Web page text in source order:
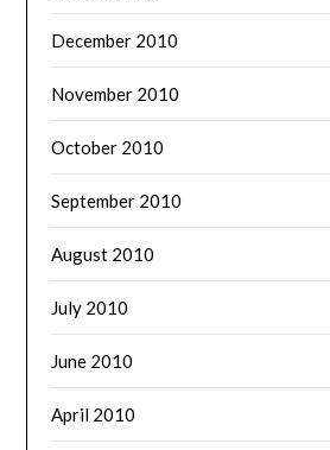
December 2010
November 2010
October 2010
September 2010
August 2010
July 2010
June 2010
April 2010